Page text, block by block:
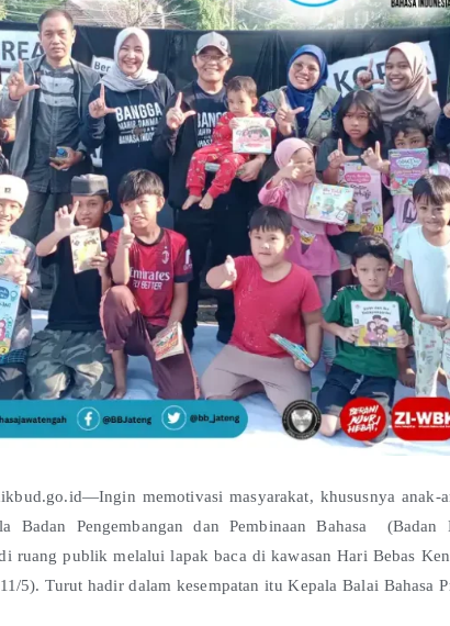
memotivasi masyarakat, khususnya anak-
Badan Pengembangan dan Pembinaan Bahasa (Badan
ruang publik melalui lapak baca di kawasan Hari Bebas
5). Turut hadir dalam kesempatan itu Kepala Balai Bahasa